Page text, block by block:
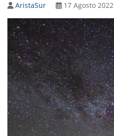
AristaSur 17 Agosto 2022